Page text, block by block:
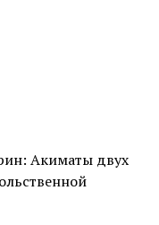
Акиматы двух